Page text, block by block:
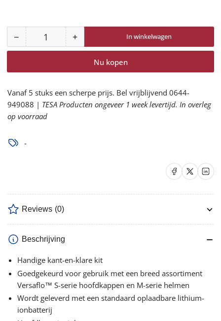
−Aantal
voor
819E
Starterspakket
verlagen
Aantal +Aantal
voor
Versaflo
819E
Starterspakket
verhogen
In winkelwagen
Nu kopen
Vanaf 5 stuks een scherpe prijs. Bel vrijblijvend 0644-
949088 | TESA Producten ongeveer 1 week levertijd. In overleg
op voorraad
-
Delen op Facebook
Delen op X Delen
Reviews (0)
Beschrijving
Handige kant-en-klare kit
Goedgekeurd voor gebruik met een breed assortiment
Versaflo™ S-serie hoofdkappen en M-serie helmen
Wordt geleverd met een standaard oplaadbare lithium-
ionbatterij